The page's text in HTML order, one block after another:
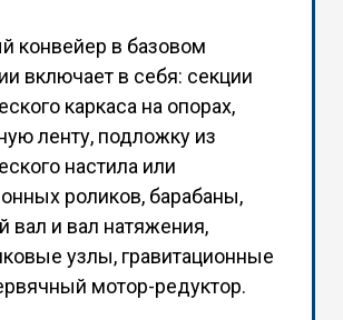
конвейер в базовом
включает в себя: секции
каркаса на опорах,
ленту, подложку из
настила или
роликов, барабаны,
вал и вал натяжения,
узлы, гравитационные
мотор-редуктор.